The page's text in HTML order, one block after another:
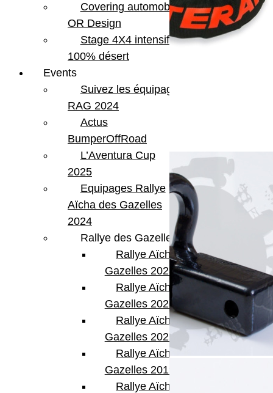
Manille souple Teraflex
83.99 Ajouter au panier
Covering automobile –
OR Design
Stage 4X4 intensif
100% désert
Events
Suivez les équipages
RAG 2024
Actus
BumperOffRoad
L’Aventura Cup
2025
Equipages Rallye
Aïcha des Gazelles
2024
Rallye des Gazelles
Rallye Aïcha des
Gazelles 2023
Rallye Aïcha des
Gazelles 2022
Rallye Aïcha des
Gazelles 2021 -30th
Rallye Aïcha des
Gazelles 2019
Rallye Aïcha des